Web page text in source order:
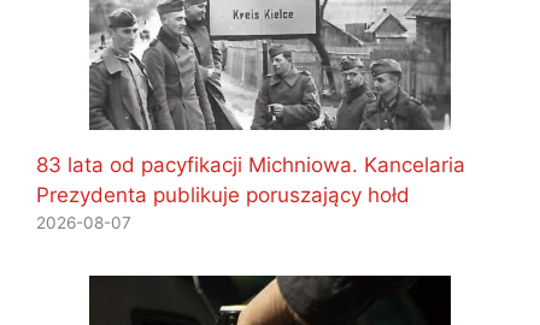
83 lata od pacyfikacji Michniowa. Kancelaria
Prezydenta publikuje poruszający hołd
2026-08-07